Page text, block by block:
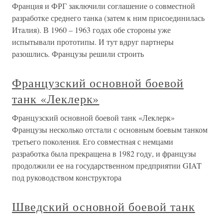
Франция и ФРГ заключили соглашение о совместной
разработке среднего танка (затем к ним присоединилась
Италия). В 1960 – 1963 годах обе стороны уже
испытывали прототипы. И тут вдруг партнеры
разошлись. Французы решили строить
Французский основной боевой
танк «Леклерк»
Французский основной боевой танк «Леклерк»
Французы несколько отстали с основным боевым танком
третьего поколения. Его совместная с немцами
разработка была прекращена в 1982 году, и французы
продолжили ее на государственном предприятии GIAT
под руководством конструктора
Шведский основной боевой танк